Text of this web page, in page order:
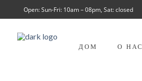
Open: Sun-Fri: 10am – 08pm, Sat: closed
ДОМ О НАС